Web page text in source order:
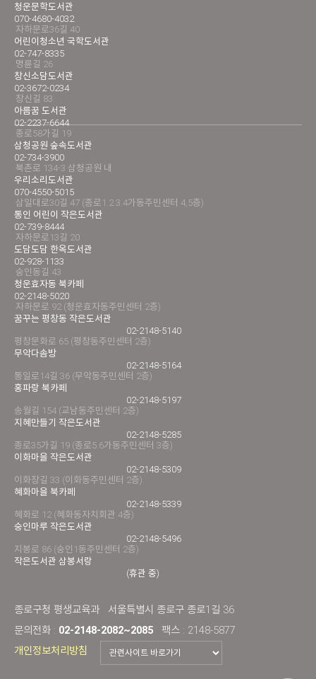
청운문학도서관
070-4680-4032
자하문로36길 40
어린이청소년 국학도서관
02-747-8335
명륜길 26
창신소담도서관
02-3672-0234
창신길 83
아름꿈 도서관
02-2237-6644
종로58가길 19
삼청공원 숲속도서관
02-734-3900
북촌로 134-3 삼청공원 내
우리소리도서관
070-4550-5015
삼일대로30길 47 (종로1.2.3.4가동주민센터 4,5층)
통인 어린이 작은도서관
02-739-8444
자하문로13길 20
도담도담 한옥도서관
02-928-1133
숭인동길 43
청운효자동 북카페
02-2148-5020
자하문로 92 (청운효자동주민센터 2층)
꿈꾸는 평창동 작은도서관
02-2148-5140
평창문화로 65 (평창동주민센터 2층)
무악다솜방
02-2148-5164
통일로14길 36 (무악동주민센터 2층)
홍파랑 북카페
02-2148-5197
송월길 154 (교남동주민센터 2층)
지혜만들기 작은도서관
02-2148-5285
종로35가길 19 (종로5.6가동주민센터 3층)
이화마을 작은도서관
02-2148-5309
이화장길 33 (이화동주민센터 2층)
혜화마을 북카페
02-2148-5339
혜화로 12 (혜화동자치회관 4층)
숭인마루 작은도서관
02-2148-5496
지봉로 86 (숭인1동주민센터 2층)
작은도서관 삼봉서랑
(휴관 중)
종로구청 평생교육과
서울특별시 종로구 종로1길 36
문의전화 : 02-2148-2082~2085
팩스 : 2148-5877
개인정보처리방침